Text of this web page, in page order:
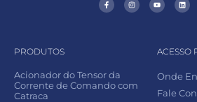
PRODUTOS
Acionador do Tensor da
Corrente de Comando com
Catraca
ACESSO
Onde
Fale